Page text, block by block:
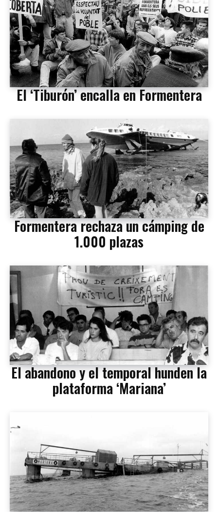
El ‘Tiburón’ encalla en Formentera
Formentera rechaza un cámping de
1.000 plazas
El abandono y el temporal hunden la
plataforma ‘Mariana’